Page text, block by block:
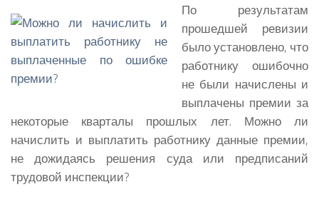
По результатам
прошедшей ревизии
было установлено, что
работнику ошибочно
не были начислены и
выплачены премии за
некоторые кварталы прошлых лет. Можно ли
начислить и выплатить работнику данные премии,
не дожидаясь решения суда или предписаний
трудовой инспекции?